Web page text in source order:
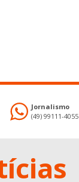
Jornalismo
(49) 99111-4055